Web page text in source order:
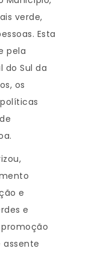
verde,
Esta
pela
do Sul da
os
e
e